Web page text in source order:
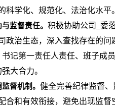
科学化、规范化、法治化水平。
监督责任。 积极协助公司_委
政治生态，深入查找存在的
记第一责任人责任、班子成
大合力。
督机制。 健全完善纪律监督
合和有效衔接，避免出现监督